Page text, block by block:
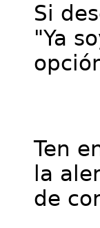
Si
"Ya
Ten
la
de